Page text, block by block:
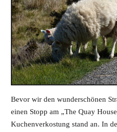
Bevor wir den wunderschönen
einen Stopp am „The Quay
Kuchenverkostung stand an. In